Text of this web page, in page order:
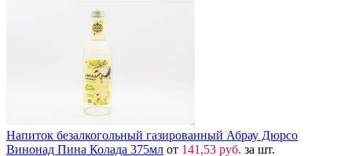
Напиток безалкогольный газированный Абрау Дюрсо
Винонад Пина Колада 375мл от 141,53 руб. за шт.